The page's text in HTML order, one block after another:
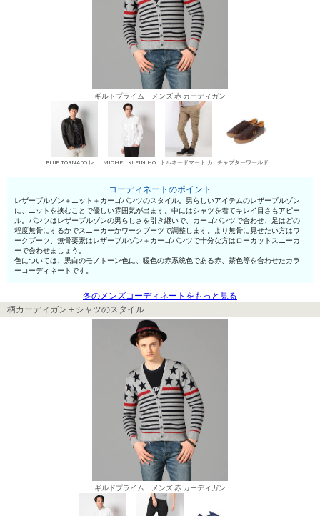
ギルドプライム メンズ 赤 カーディガン
BLUE TORNADO レザーブルゾン MICHEL KLEIN HOMME シャツ トルネードマート カーゴパンツ チャプターワールド ローカットスニーカー
コーディネートのポイント
レザーブルゾン＋ニット＋カーゴパンツのスタイル。男らしいアイテムのレザーブルゾン
に、ニットを挟むことで優しい雰囲気が出ます。中にはシャツを着てキレイ目さもアピー
ル。パンツはレザーブルゾンの男らしさを引き継いで、カーゴパンツで合わせ、足はどの
程度無骨にするかでスニーカーかワークブーツで調整します。より無骨に見せたい方はワ
ークブーツ、無骨要素はレザーブルゾン＋カーゴパンツで十分な方はローカットスニーカ
ーで会わせましょう。
色については、黒白のモノトーン色に、暖色の赤系統色である赤、茶色等を合わせたカラ
ーコーディネートです。
冬のメンズコーディネートをもっと見る
柄カーディガン＋シャツのスタイル
ギルドプライム メンズ 赤 カーディガン